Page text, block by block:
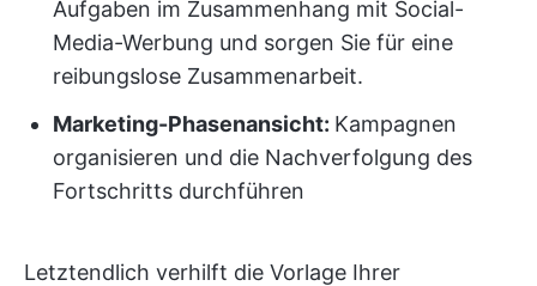
Aufgaben im Zusammenhang mit Social-
Media-Werbung und sorgen Sie für eine
reibungslose Zusammenarbeit.
Marketing-Phasenansicht: Kampagnen
organisieren und die Nachverfolgung des
Fortschritts durchführen
Letztendlich verhilft die Vorlage Ihrer